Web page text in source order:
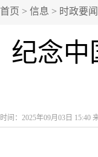
首页 > 信息 > 时政要闻
纪念中
时间：2025年09月03日 15:40